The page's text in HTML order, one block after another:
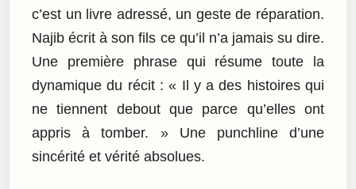
c’est un livre adressé, un geste de réparation.
Najib écrit à son fils ce qu’il n’a jamais su dire.
Une première phrase qui résume toute la
dynamique du récit : « Il y a des histoires qui
ne tiennent debout que parce qu’elles ont
appris à tomber. » Une punchline d’une
sincérité et vérité absolues.